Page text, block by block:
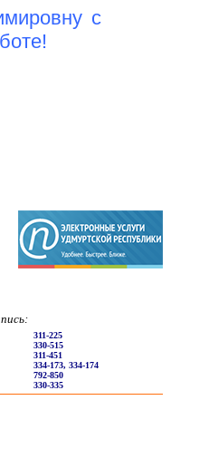
с
311-225
330-515
311-451
334-173, 334-174
792-850
330-335